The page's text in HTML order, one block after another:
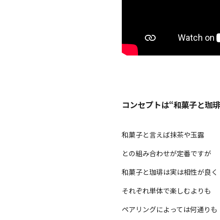
コンセプトは“和菓子と珈
和菓子と言えば抹茶や玉露
との組み合わせが定番ですが
和菓子と珈琲は実は相性が良く
それぞれ単体で楽しむよりも
ペアリングによっては何通りも